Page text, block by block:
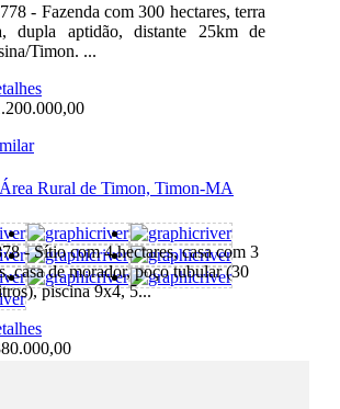
- Fazenda com 300 hectares, terra
dupla aptidão, distante 25km de
Timon. ...
Área Rural de Timon, Timon-MA
- Sítio com 4 hectares, casa com 3
casa de morador, poço tubular (30
piscina 9x4, 5...